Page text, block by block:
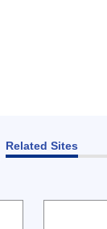
Related Sites